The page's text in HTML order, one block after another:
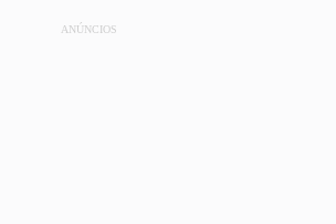
ANÚNCIOS